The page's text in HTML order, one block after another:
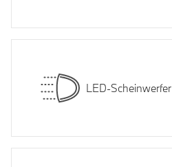
LED-Scheinwerfer